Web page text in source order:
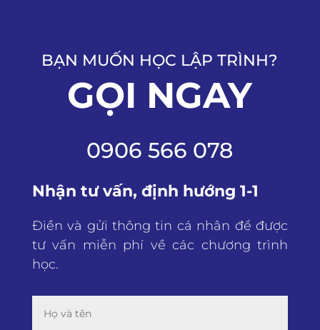
BẠN MUỐN HỌC LẬP TRÌNH?
GỌI NGAY
0906 566 078
Nhận tư vấn, định hướng 1-1
Điền và gửi thông tin cá nhân để được
tư vấn miễn phí về các chương trình
học.